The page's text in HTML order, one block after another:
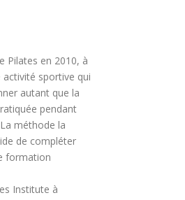
Pilates en 2010, à
activité sportive qui
autant que la
pendant
méthode la
de compléter
formation
Institute à